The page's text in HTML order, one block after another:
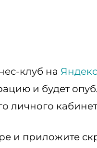
клуб на
и будет
личного
и приложите